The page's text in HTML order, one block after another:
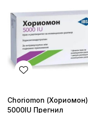
Choriomon (Хориомон)
5000IU Прегнил